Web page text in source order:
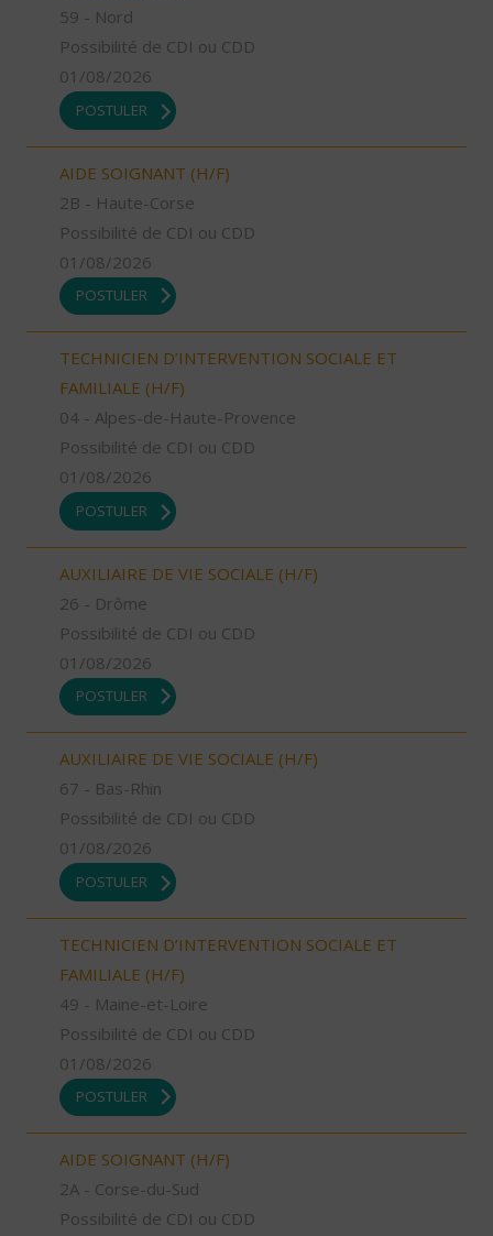
59 - Nord
Possibilité de CDI ou CDD
01/08/2026
POSTULER
AIDE SOIGNANT (H/F)
2B - Haute-Corse
Possibilité de CDI ou CDD
01/08/2026
POSTULER
TECHNICIEN D’INTERVENTION SOCIALE ET
FAMILIALE (H/F)
04 - Alpes-de-Haute-Provence
Possibilité de CDI ou CDD
01/08/2026
POSTULER
AUXILIAIRE DE VIE SOCIALE (H/F)
26 - Drôme
Possibilité de CDI ou CDD
01/08/2026
POSTULER
AUXILIAIRE DE VIE SOCIALE (H/F)
67 - Bas-Rhin
Possibilité de CDI ou CDD
01/08/2026
POSTULER
TECHNICIEN D’INTERVENTION SOCIALE ET
FAMILIALE (H/F)
49 - Maine-et-Loire
Possibilité de CDI ou CDD
01/08/2026
POSTULER
AIDE SOIGNANT (H/F)
2A - Corse-du-Sud
Possibilité de CDI ou CDD